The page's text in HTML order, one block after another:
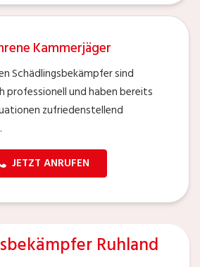
Kammerjäger
Schädlingsbekämpfer sind
professionell und haben bereits
zufriedenstellend
JETZT ANRUFEN
Ruhland